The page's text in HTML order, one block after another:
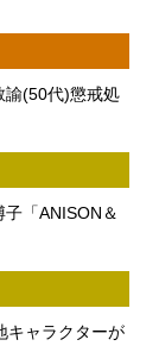
(50代)懲戒処
「ANISON＆
ャラクターが